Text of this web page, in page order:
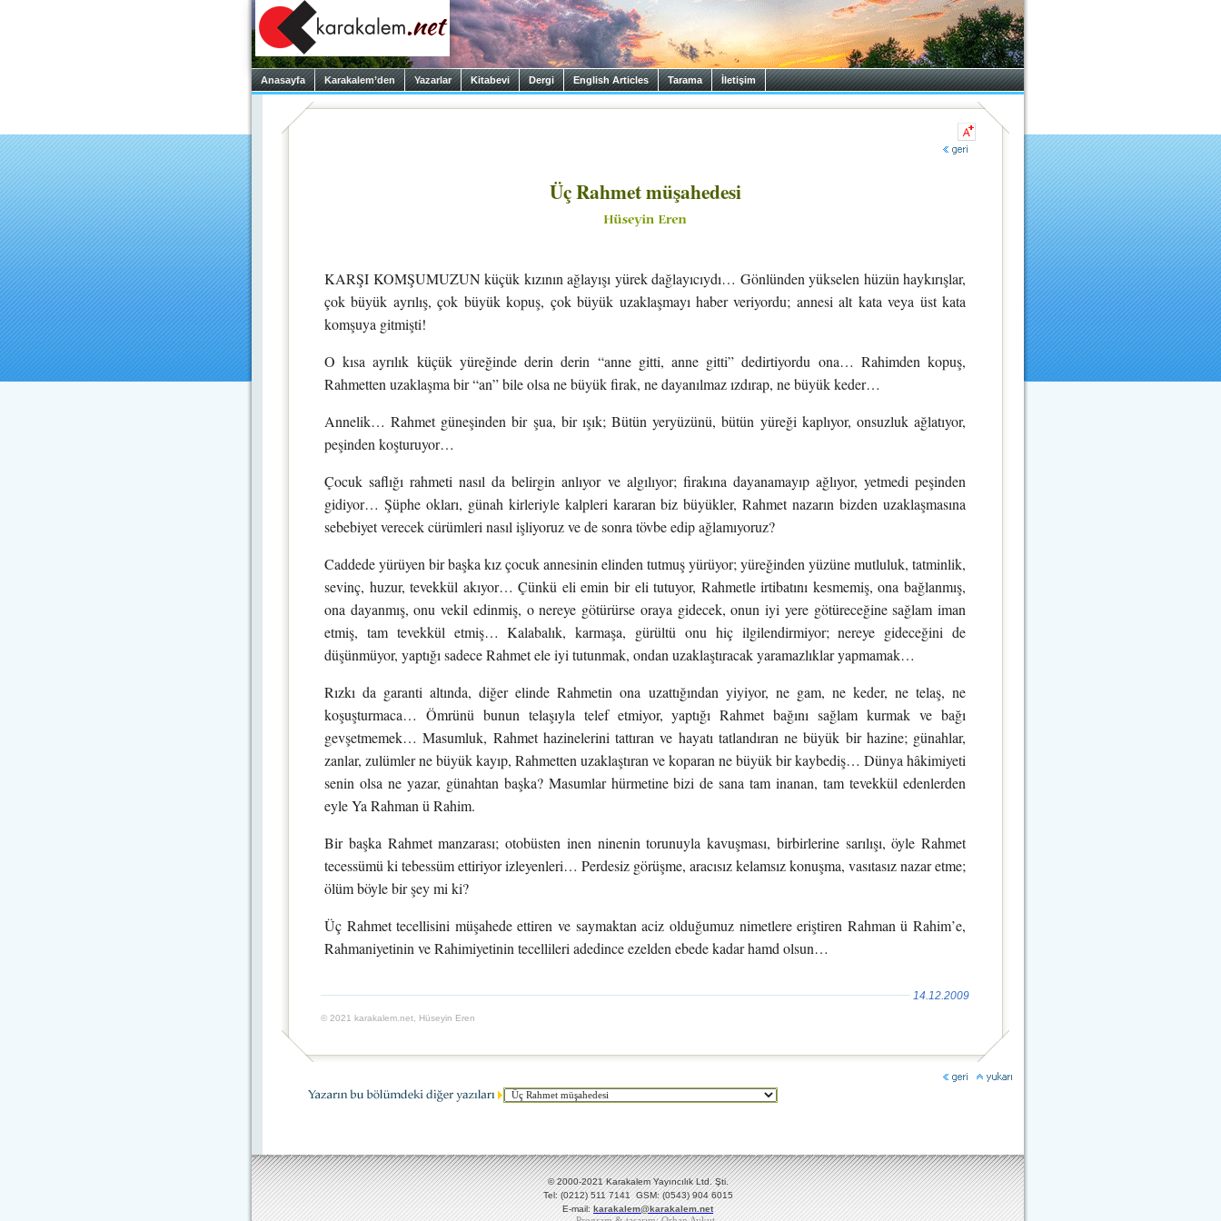
Anasayfa Karakalem’den Yazarlar Kitabevi Dergi English Articles Tarama İletişim
Üç Rahmet müşahedesi
KARŞI KOMŞUMUZUN küçük kızının ağlayışı yürek dağlayıcıydı… Gönlünden yükselen hüzün haykırışlar,
çok büyük ayrılış, çok büyük kopuş, çok büyük uzaklaşmayı haber veriyordu; annesi alt kata veya üst kata
komşuya gitmişti!
O kısa ayrılık küçük yüreğinde derin derin “anne gitti, anne gitti” dedirtiyordu ona… Rahimden kopuş,
Rahmetten uzaklaşma bir “an” bile olsa ne büyük firak, ne dayanılmaz ızdırap, ne büyük keder…
Annelik… Rahmet güneşinden bir şua, bir ışık; Bütün yeryüzünü, bütün yüreği kaplıyor, onsuzluk ağlatıyor,
peşinden koşturuyor…
Çocuk saflığı rahmeti nasıl da belirgin anlıyor ve algılıyor; firakına dayanamayıp ağlıyor, yetmedi peşinden
gidiyor… Şüphe okları, günah kirleriyle kalpleri kararan biz büyükler, Rahmet nazarın bizden uzaklaşmasına
sebebiyet verecek cürümleri nasıl işliyoruz ve de sonra tövbe edip ağlamıyoruz?
Caddede yürüyen bir başka kız çocuk annesinin elinden tutmuş yürüyor; yüreğinden yüzüne mutluluk, tatminlik,
sevinç, huzur, tevekkül akıyor… Çünkü eli emin bir eli tutuyor, Rahmetle irtibatını kesmemiş, ona bağlanmış,
ona dayanmış, onu vekil edinmiş, o nereye götürürse oraya gidecek, onun iyi yere götüreceğine sağlam iman
etmiş, tam tevekkül etmiş… Kalabalık, karmaşa, gürültü onu hiç ilgilendirmiyor; nereye gideceğini de
düşünmüyor, yaptığı sadece Rahmet ele iyi tutunmak, ondan uzaklaştıracak yaramazlıklar yapmamak…
Rızkı da garanti altında, diğer elinde Rahmetin ona uzattığından yiyiyor, ne gam, ne keder, ne telaş, ne
koşuşturmaca… Ömrünü bunun telaşıyla telef etmiyor, yaptığı Rahmet bağını sağlam kurmak ve bağı
gevşetmemek… Masumluk, Rahmet hazinelerini tattıran ve hayatı tatlandıran ne büyük bir hazine; günahlar,
zanlar, zulümler ne büyük kayıp, Rahmetten uzaklaştıran ve koparan ne büyük bir kaybediş… Dünya hâkimiyeti
senin olsa ne yazar, günahtan başka? Masumlar hürmetine bizi de sana tam inanan, tam tevekkül edenlerden
eyle Ya Rahman ü Rahim.
Bir başka Rahmet manzarası; otobüsten inen ninenin torunuyla kavuşması, birbirlerine sarılışı, öyle Rahmet
tecessümü ki tebessüm ettiriyor izleyenleri… Perdesiz görüşme, aracısız kelamsız konuşma, vasıtasız nazar etme;
ölüm böyle bir şey mi ki?
Üç Rahmet tecellisini müşahede ettiren ve saymaktan aciz olduğumuz nimetlere eriştiren Rahman ü Rahim’e,
Rahmaniyetinin ve Rahimiyetinin tecellileri adedince ezelden ebede kadar hamd olsun…
14.12.2009
© 2021 karakalem.net, Hüseyin Eren
© 2000-2021 Karakalem Yayıncılık Ltd. Şti.
Tel: (0212) 511 7141 GSM: (0543) 904 6015
E-mail:karakalem@karakalem.net